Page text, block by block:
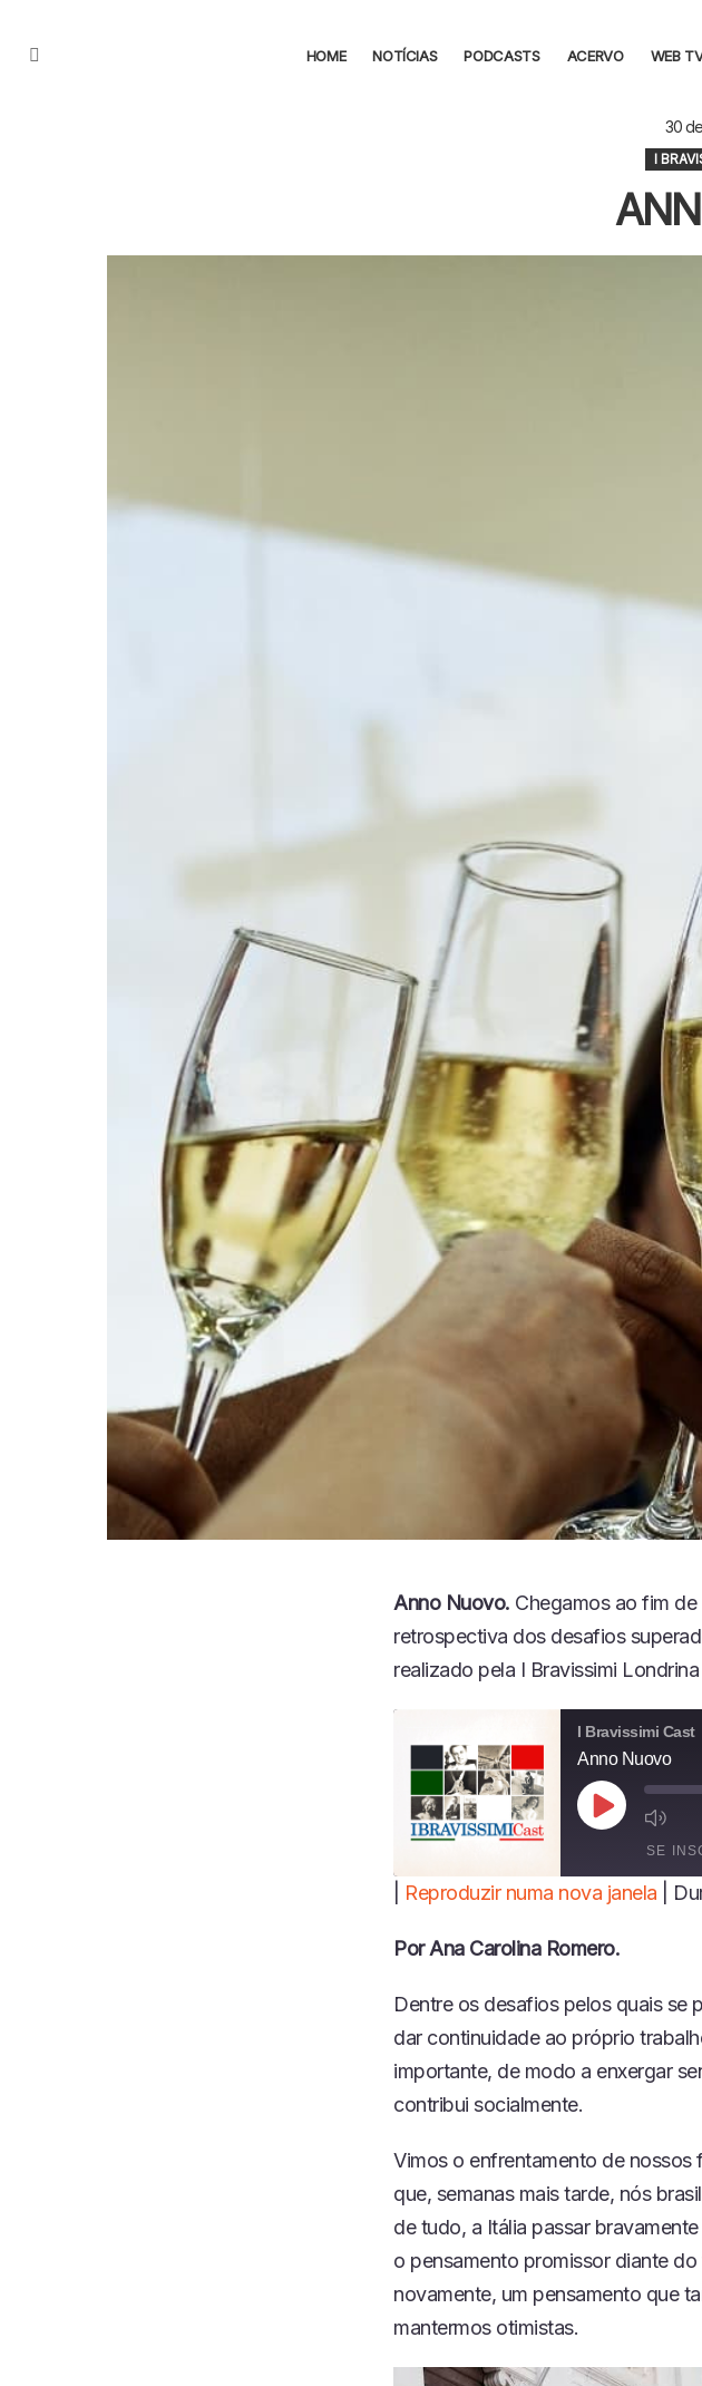
HOME NOTÍCIAS PODCASTS ACERVO WEB
30
I
Anno Nuovo. Chegamos ao fim
retrospectiva dos desafios
realizado pela I Bravissimi
I Bravissimi Cast
Anno Nuovo
R
R
O
U
R
E
I
D
I
O
SE
FEED RSS
INCORPO
Reproduzir numa nova janela
Por Ana Carolina Romero.
Dentre os desafios pelos quais se
dar continuidade ao próprio
importante, de modo a enxergar
contribui socialmente.
Vimos o enfrentamento de nossos
que, semanas mais tarde, nós
de tudo, a Itália passar
o pensamento promissor diante
novamente, um pensamento que
mantermos otimistas.